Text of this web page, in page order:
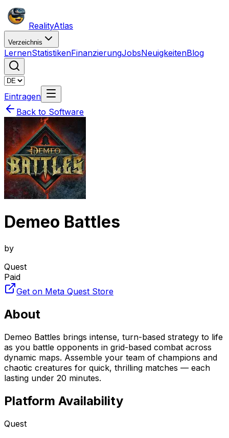
RealityAtlas
Verzeichnis
LernenStatistikenFinanzierungJobsNeuigkeitenBlog
Eintragen
Back to Software
Demeo Battles
by
Quest
Paid
Get on Meta Quest Store
About
Demeo Battles brings intense, turn-based strategy to life
as you battle opponents in grid-based combat across
dynamic maps. Assemble your team of champions and
chaotic creatures for quick, thrilling matches — each
lasting under 20 minutes.
Platform Availability
Quest